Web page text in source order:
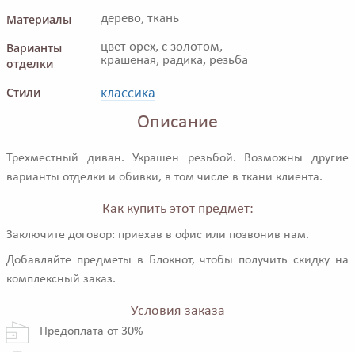
Материалы дерево, ткань
Варианты
отделки
цвет орех, с золотом,
крашеная, радика, резьба
Стили классика
Описание
Трехместный диван. Украшен резьбой. Возможны другие
варианты отделки и обивки, в том числе в ткани клиента.
Как купить этот предмет:
Заключите договор: приехав в офис или позвонив нам.
Добавляйте предметы в Блокнот, чтобы получить скидку на
комплексный заказ.
Условия заказа
Предоплата от 30%